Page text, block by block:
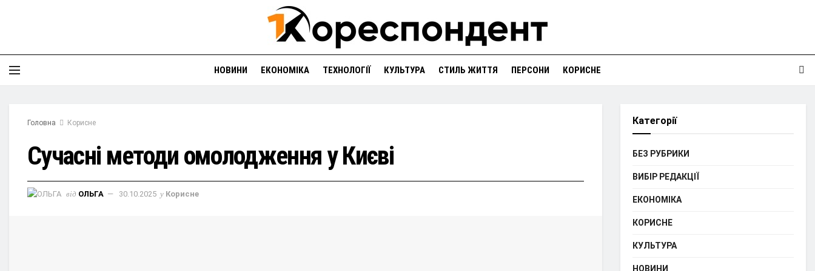
НОВИНИ ЕКОНОМІКА ТЕХНОЛОГІЇ КУЛЬТУРА СТИЛЬ ЖИТТЯ ПЕРСОНИ КОРИСНЕ
Головна Корисне
Сучасні методи омолодження у Києві
від ОЛЬГА 30.10.2025 у Корисне
Категорії
БЕЗ РУБРИКИ
ВИБІР РЕДАКЦІЇ
ЕКОНОМІКА
КОРИСНЕ
КУЛЬТУРА
НОВИНИ